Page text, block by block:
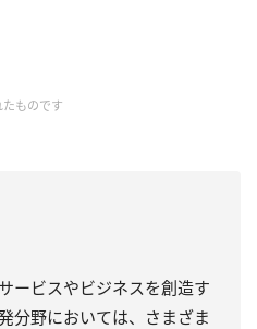
ものです
ービスやビジネスを創造す
分野においては、さまざま